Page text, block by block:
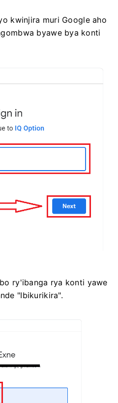
kwinjira muri Google aho
byawe bya konti
ry'ibanga rya konti yawe
"Ibikurikira".